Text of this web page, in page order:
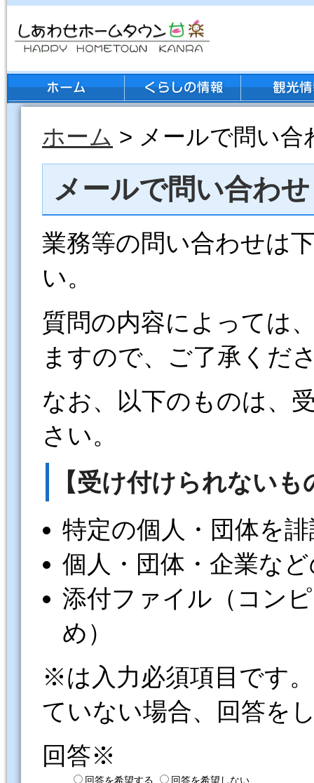
ホーム > メールで問い合
メールで問い合わせ
業務等の問い合わせは
い。
質問の内容によっては
ますので、ご了承くだ
なお、以下のものは、
さい。
【受け付けられないも
特定の個人・団体を
個人・団体・企業な
添付ファイル（コン
め）
※は入力必須項目です
ていない場合、回答を
回答※
回答を希望する 回答を希望しない